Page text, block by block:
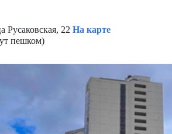
22 На карте
пешком)